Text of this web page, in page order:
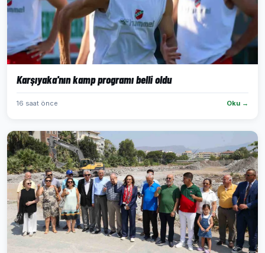
Karşıyaka'nın kamp programı belli oldu
16 saat önce Oku →